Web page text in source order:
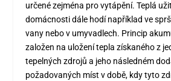
určené zejména pro vytápění. Teplá
domácnosti dále hodí například ve
vany nebo v umyvadlech. Princip
založen na uložení tepla získaného z
tepelných zdrojů a jeho následném
požadovaných míst v době, kdy tyto